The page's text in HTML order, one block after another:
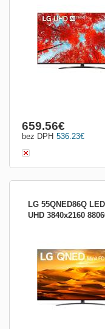
Active HDR, AI obraz
panelu 100 Hz, Direct
Upscaling, ThinQ AI,
H.265/HEVC, 2x HDMI
2x USB, CI+, optický
Blueto
536.23€
bez DPH
659.56€
LG 55QNED86Q
UHD 3840x2160
Gen5 AI, IPS displej,
frekvence panelu 100/
Mini LED, Lokální
Dimming, AI 4K
USB, CI+, LAN, WiFi,